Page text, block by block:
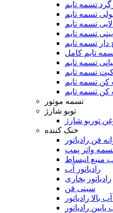
تسمه تایم
تسمه تایم
تسمه تایم
تسمه تایم
دار تسمه تایم
تایم کامل
تسمه تایم
تسمه تایم
تسمه تایم
تسمه تایم
تسمه موتور
توبو شارژ
توربو شارژ
خنک کننده
فن رادیاتور
واتر پمپ
منبع انبساط
رادیاتور آب
رادیاتور بخاری
سینی فن
بالا رادیاتور
رادیاتور